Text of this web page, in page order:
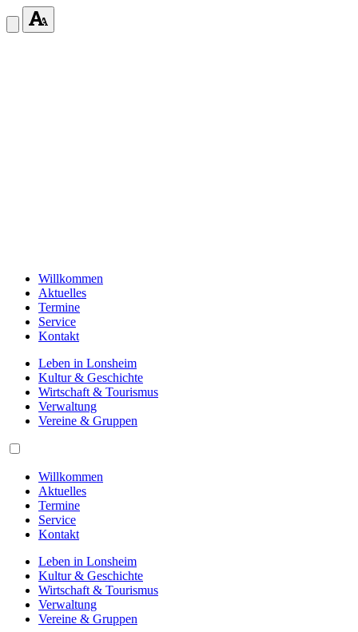
Willkommen
Aktuelles
Termine
Service
Kontakt
Leben in Lonsheim
Kultur & Geschichte
Wirtschaft & Tourismus
Verwaltung
Vereine & Gruppen
Willkommen
Aktuelles
Termine
Service
Kontakt
Leben in Lonsheim
Kultur & Geschichte
Wirtschaft & Tourismus
Verwaltung
Vereine & Gruppen